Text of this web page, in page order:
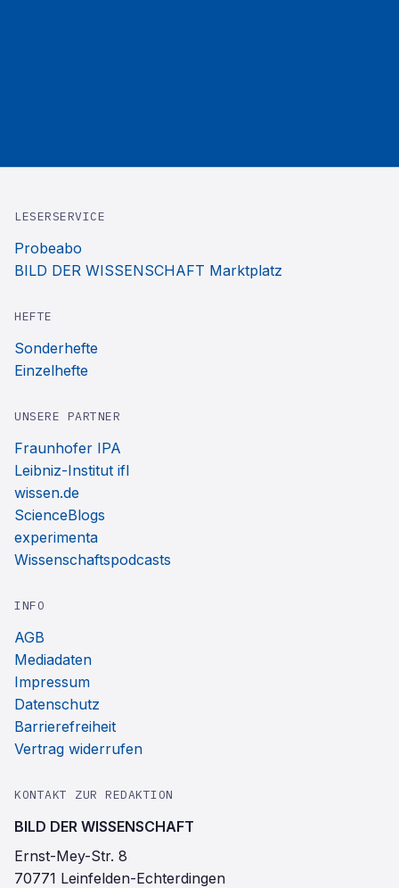
LESERSERVICE
Probeabo
BILD DER WISSENSCHAFT Marktplatz
HEFTE
Sonderhefte
Einzelhefte
UNSERE PARTNER
Fraunhofer IPA
Leibniz-Institut ifl
wissen.de
ScienceBlogs
experimenta
Wissenschaftspodcasts
INFO
AGB
Mediadaten
Impressum
Datenschutz
Barrierefreiheit
Vertrag widerrufen
KONTAKT ZUR REDAKTION
BILD DER WISSENSCHAFT
Ernst-Mey-Str. 8
70771 Leinfelden-Echterdingen